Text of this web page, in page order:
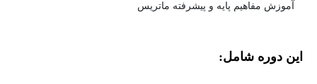
آموزش مفاهیم پایه و پیشرفته ماتریس
این دوره شامل: